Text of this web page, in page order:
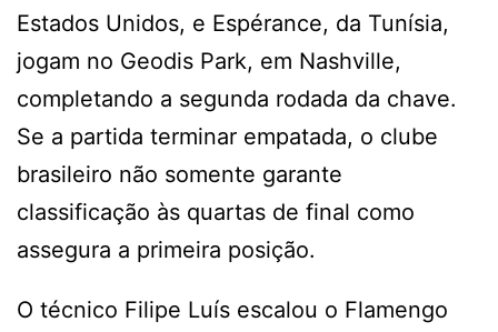
Estados Unidos, e Espérance, da Tunísia,
jogam no Geodis Park, em Nashville,
completando a segunda rodada da chave.
Se a partida terminar empatada, o clube
brasileiro não somente garante
classificação às quartas de final como
assegura a primeira posição.
O técnico Filipe Luís escalou o Flamengo